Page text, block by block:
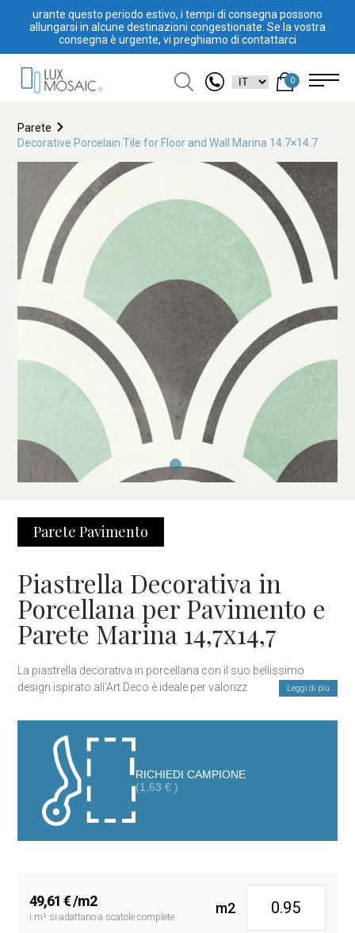
urante questo periodo estivo, i tempi di consegna possono
allungarsi in alcune destinazioni congestionate. Se la vostra
consegna è urgente, vi preghiamo di contattarci
0
Parete
Decorative Porcelain Tile for Floor and Wall Marina 14.7×14.7
Parete Pavimento
Piastrella Decorativa in
Porcellana per Pavimento e
Parete Marina 14,7x14,7
La piastrella decorativa in porcellana con il suo bellissimo
design ispirato all’Art Deco è ideale per valorizzare e decorare
La sua pasta in porcellana e la sua smaltatura di alta qualità la
rendono perfetta per aggiungere un tocco unico e speciale al tuo
bagno o alla tua cucina grazie alla sua impermeabilità e
resistenza.
Leggi di più
RICHIEDI CAMPIONE
(1,63 € )
49,61€/m2
i m² si adattano a scatole complete
m2